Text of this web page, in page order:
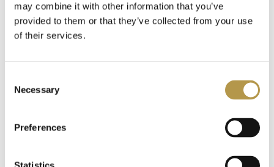
may combine it with other information that you’ve
provided to them or that they’ve collected from your use
of their services.
Selection
Necessary
Preferences
Polecamy także